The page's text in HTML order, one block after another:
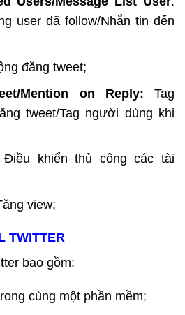
user đã follow/Nhắn tin đến
đăng tweet;
Mention on Reply: Tag
tweet/Tag người dùng khi
Điều khiển thủ công các tài
view;
TWITTER
bao gồm:
cùng một phần mềm;